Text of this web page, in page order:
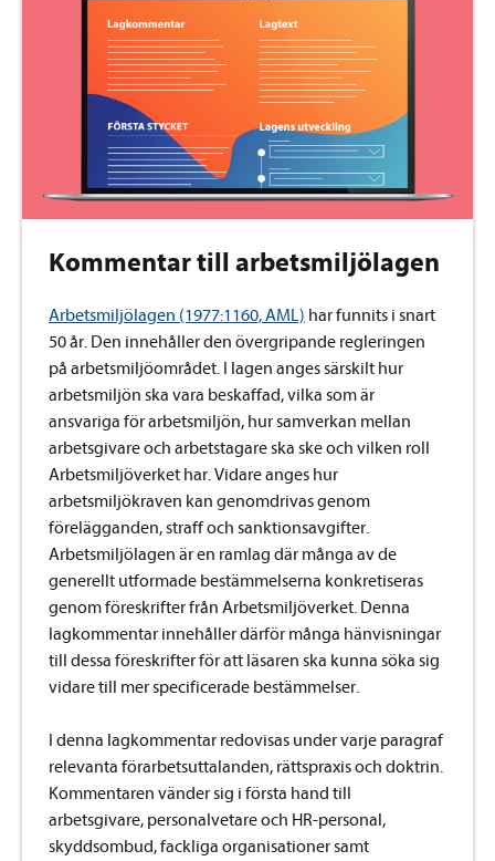
Kommentar till arbetsmiljölagen
Arbetsmiljölagen (1977:1160, AML) har funnits i snart
50 år. Den innehåller den övergripande regleringen
på arbetsmiljöområdet. I lagen anges särskilt hur
arbetsmiljön ska vara beskaffad, vilka som är
ansvariga för arbetsmiljön, hur samverkan mellan
arbetsgivare och arbetstagare ska ske och vilken roll
Arbetsmiljöverket har. Vidare anges hur
arbetsmiljökraven kan genomdrivas genom
förelägganden, straff och sanktionsavgifter.
Arbetsmiljölagen är en ramlag där många av de
generellt utformade bestämmelserna konkretiseras
genom föreskrifter från Arbetsmiljöverket. Denna
lagkommentar innehåller därför många hänvisningar
till dessa föreskrifter för att läsaren ska kunna söka sig
vidare till mer specificerade bestämmelser.
I denna lagkommentar redovisas under varje paragraf
relevanta förarbetsuttalanden, rättspraxis och doktrin.
Kommentaren vänder sig i första hand till
arbetsgivare, personalvetare och HR-personal,
skyddsombud, fackliga organisationer samt